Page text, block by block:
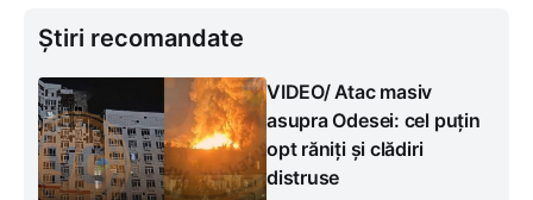
Știri recomandate
VIDEO/ Atac masiv
asupra Odesei: cel puțin
opt răniți și clădiri
distruse